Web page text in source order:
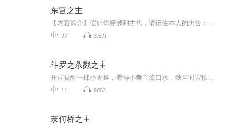
东宫之主
97 3.5万
斗罗之杀戮之主
11 9053
奈何桥之主